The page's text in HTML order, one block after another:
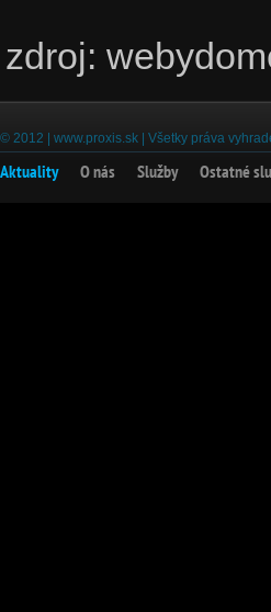
zdroj:
© 2012 | www.proxis.sk | Všetky práva
Aktuality O nás Služby Ostatné